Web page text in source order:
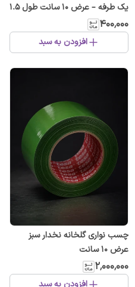
یک طرفه – عرض ۱۰ سانت طول ۱.۵
متر برای عایق و آب‌بندی
۴۰۰٬۰۰۰
افزودن به سبد
چسب نواری گلخانه نخدار سبز
عرض ۱۰ سانت
۲٬۰۰۰٬۰۰۰
افزودن به سبد